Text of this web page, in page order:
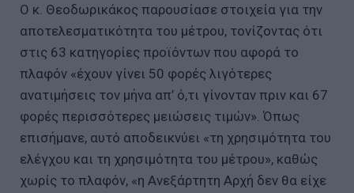
Ο κ. Θεοδωρικάκος παρουσίασε στοιχεία για την
αποτελεσματικότητα του μέτρου, τονίζοντας ότι
στις 63 κατηγορίες προϊόντων που αφορά το
πλαφόν «έχουν γίνει 50 φορές λιγότερες
ανατιμήσεις τον μήνα απ’ ό,τι γίνονταν πριν και 67
φορές περισσότερες μειώσεις τιμών». Όπως
επισήμανε, αυτό αποδεικνύει «τη χρησιμότητα του
ελέγχου και τη χρησιμότητα του μέτρου», καθώς
χωρίς το πλαφόν, «η Ανεξάρτητη Αρχή δεν θα είχε